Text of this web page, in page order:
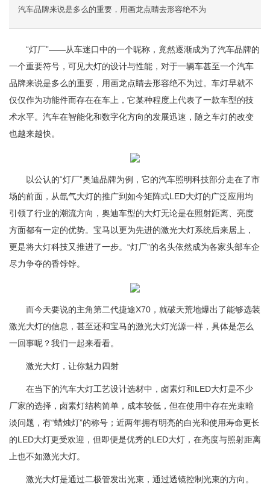
汽车品牌来说是多么的重要，用画龙点睛去形容绝不为
“灯厂”——从车迷口中的一个昵称，竟然逐渐成为了汽车品牌的
一个重要符号，可见大灯的设计与性能，对于一辆车甚至一个汽车
品牌来说是多么的重要，用画龙点睛去形容绝不为过。车灯早就不
仅仅作为功能件而存在在车上，它某种程度上代表了一款车型的技
术水平。汽车在智能化和数字化方向的发展迅速，随之车灯的改变
也越来越快。
以公认的“灯厂”奥迪品牌为例，它的汽车照明科技部分走在了市
场的前面，从氙气大灯的推广到如今矩阵式LED大灯的广泛应用均
引领了行业的潮流方向，奥迪车型的大灯无论是在照射距离、亮度
方面都有一定的优势。宝马以更为先进的激光大灯系统后来居上，
更是将大灯科技又推进了一步。“灯厂”的名头依然成为各家头部车企
尽力争夺的香饽饽。
而今天要说的主角第二代捷途X70，就破天荒地爆出了能够选装
激光大灯的信息，甚至还和宝马的激光大灯光源一样，具体是怎么
一回事呢？我们一起来看看。
激光大灯，让你魅力四射
在当下的汽车大灯工艺设计选材中，卤素灯和LED大灯是不少
厂家的选择，卤素灯结构简单，成本较低，但在使用中存在光束暗
淡问题，有“蜡烛灯”的称号；近两年拥有明亮的白光和使用寿命更长
的LED大灯更受欢迎，但即便是优秀的LED大灯，在亮度与照射距离
上也不如激光大灯。
激光大灯是通过二极管发出光束，通过透镜控制光束的方向。